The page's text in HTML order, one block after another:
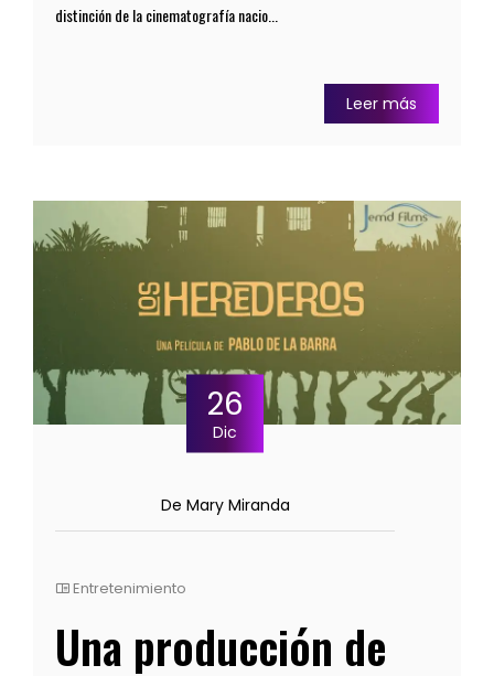
distinción de la cinematografía nacio...
Leer más
26
Dic
De Mary Miranda
Entretenimiento
Una producción de